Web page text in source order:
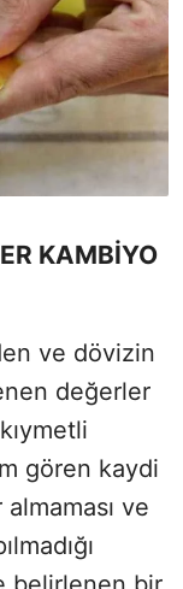
KAMBİYO
ve dövizin
değerler
gören kaydi
almaması ve